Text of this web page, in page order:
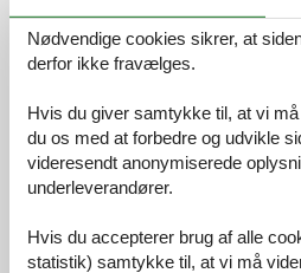
Geräumige Wohnung, ruhige Lage,
weiterempfohlen werden.
4,0
Generel:
Eine schöne Wohnung für Zwei.
5,0
Nødvendige cookies sikrer, at
derfor ikke fravælges.
Hvis du giver samtykke til, at vi
du os med at forbedre og udvikle
videresendt anonymiserede
underleverandører.
Hvis du accepterer brug af alle
statistik) samtykke til, at vi må